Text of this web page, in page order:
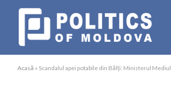
Acasă » Scandalul apei potabile din Bălți: Ministerul